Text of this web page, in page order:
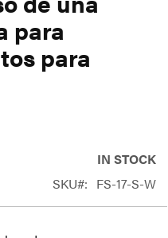
para
para
IN STOCK
SKU
FS-17-S-W